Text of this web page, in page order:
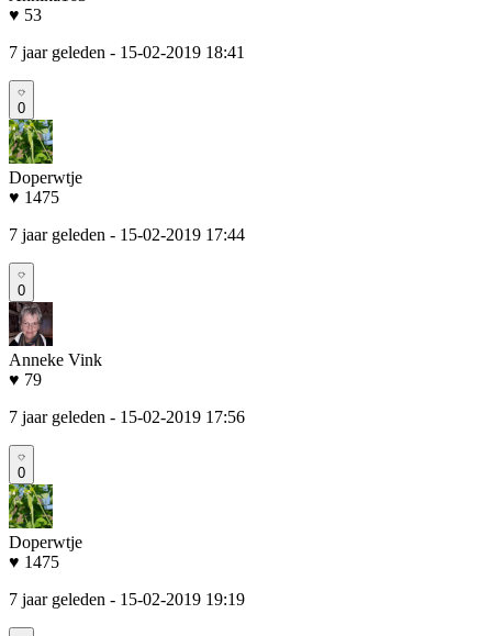
♥ 53
7 jaar geleden - 15-02-2019 18:41
0
Doperwtje
♥ 1475
7 jaar geleden - 15-02-2019 17:44
0
Anneke Vink
♥ 79
7 jaar geleden - 15-02-2019 17:56
0
Doperwtje
♥ 1475
7 jaar geleden - 15-02-2019 19:19